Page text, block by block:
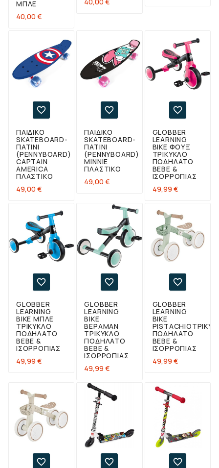
ΜΠΛΕ
40,00 €
40,00 €

ΠΑΙΔΙΚΌ
SKATEBOARD-
ΠΑΤΊΝΙ
(PENNYBOARD)
CAPTAIN
AMERICA
ΠΛΑΣΤΙΚΌ
49,00 €

ΠΑΙΔΙΚΌ
SKATEBOARD-
ΠΑΤΊΝΙ
(PENNYBOARD)
MINNIE
ΠΛΑΣΤΙΚΌ
49,00 €

GLOBBER
LEARNING
BIKE ΦΟΥΞ
ΤΡΊΚΥΚΛΟ
ΠΟΔΉΛΑΤΟ
BEBE &
ΙΣΟΡΡΟΠΊΑΣ
49,99 €

GLOBBER
LEARNING
BIKE ΜΠΛΕ
ΤΡΊΚΥΚΛΟ
ΠΟΔΉΛΑΤΟ
BEBE &
ΙΣΟΡΡΟΠΊΑΣ
49,99 €

GLOBBER
LEARNING
BIKE
ΒΕΡΑΜΆΝ
ΤΡΊΚΥΚΛΟ
ΠΟΔΉΛΑΤΟ
BEBE &
ΙΣΟΡΡΟΠΊΑΣ
49,99 €

GLOBBER
LEARNING
BIKE
ΠΟΔΉΛΑΤΟ
BEBE &
ΙΣΟΡΡΟΠΊΑΣ
49,99 €
  